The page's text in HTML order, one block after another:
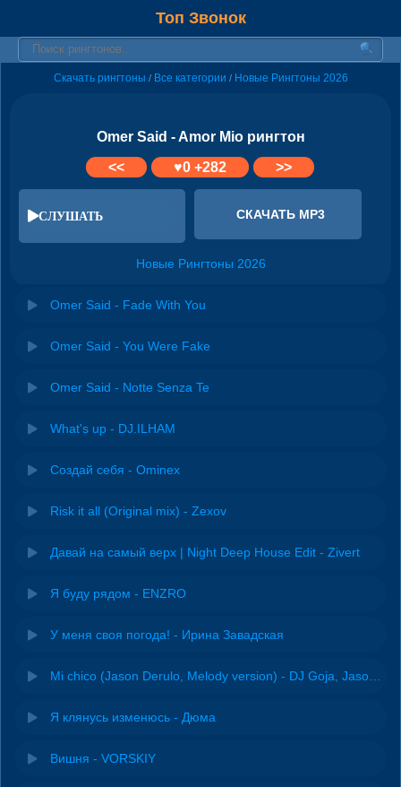
Топ Звонок
Скачать рингтоны / Все категории / Новые Рингтоны 2026
Omer Said - Amor Mio рингтон
<<
♥0+282 >>
СЛУШАТЬ СКАЧАТЬ MP3
Новые Рингтоны 2026
Omer Said - Fade With You
Omer Said - You Were Fake
Omer Said - Notte Senza Te
What's up - DJ.ILHAM
Создай себя - Ominex
Risk it all (Original mix) - Zexov
Давай на самый верх | Night Deep House Edit - Zivert
Я буду рядом - ENZRO
У меня своя погода! - Ирина Завадская
Я клянусь изменюсь - Дюма
Вишня - VORSKIY